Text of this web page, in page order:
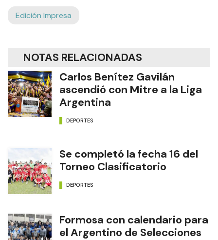
Edición Impresa
NOTAS RELACIONADAS
Carlos Benítez Gavilán
ascendió con Mitre a la Liga
Argentina
DEPORTES
Se completó la fecha 16 del
Torneo Clasificatorio
DEPORTES
Formosa con calendario para
el Argentino de Selecciones